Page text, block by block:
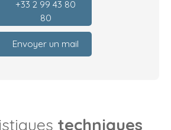
+33 2 99 43 80
80
Envoyer un mail
techniques